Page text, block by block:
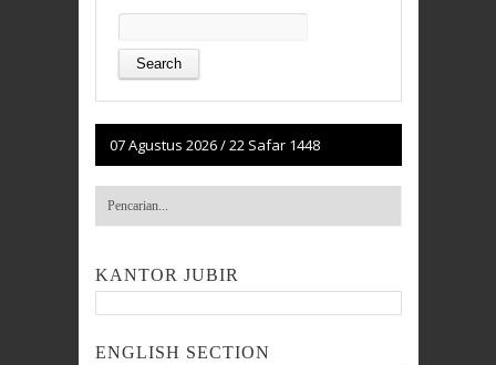
for:
07 Agustus 2026/22 Safar 1448
KANTOR JUBIR
ENGLISH SECTION